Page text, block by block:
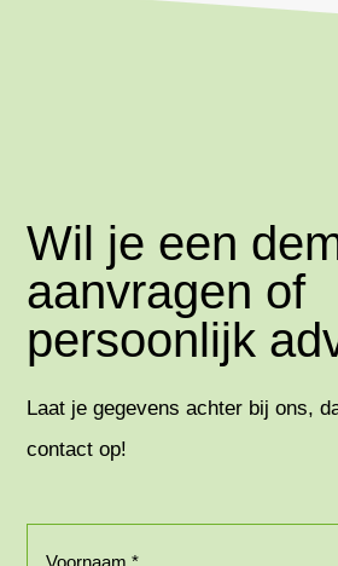
Wil je een
aanvragen of
persoonlijk
Laat je gegevens achter bij ons,
contact op!